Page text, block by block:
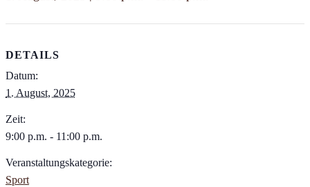
DETAILS
Datum:
1. August, 2025
Zeit:
9:00 p.m. - 11:00 p.m.
Veranstaltungskategorie:
Sport